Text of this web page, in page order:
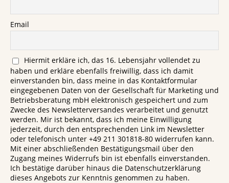
Email
Hiermit erkläre ich, das 16. Lebensjahr vollendet zu
haben und erkläre ebenfalls freiwillig, dass ich damit
einverstanden bin, dass meine in das Kontaktformular
eingegebenen Daten von der Gesellschaft für Marketing und
Betriebsberatung mbH elektronisch gespeichert und zum
Zwecke des Newsletterversandes verarbeitet und genutzt
werden. Mir ist bekannt, dass ich meine Einwilligung
jederzeit, durch den entsprechenden Link im Newsletter
oder telefonisch unter +49 211 301818-80 widerrufen kann.
Mit einer abschließenden Bestätigungsmail über den
Zugang meines Widerrufs bin ist ebenfalls einverstanden.
Ich bestätige darüber hinaus die Datenschutzerklärung
dieses Angebots zur Kenntnis genommen zu haben.